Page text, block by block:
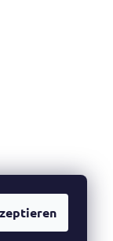
Website